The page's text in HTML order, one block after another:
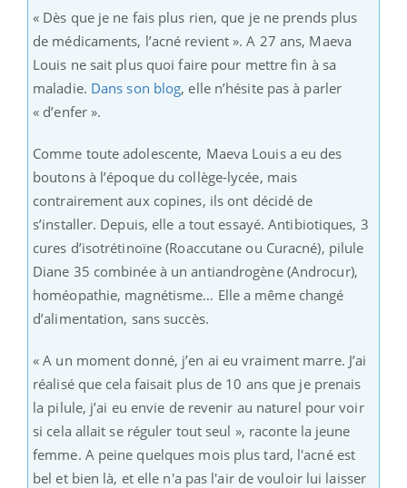
« Dès que je ne fais plus rien, que je ne prends plus
de médicaments, l’acné revient ». A 27 ans, Maeva
Louis ne sait plus quoi faire pour mettre fin à sa
maladie. Dans son blog, elle n’hésite pas à parler
« d’enfer ».
Comme toute adolescente, Maeva Louis a eu des
boutons à l’époque du collège-lycée, mais
contrairement aux copines, ils ont décidé de
s’installer. Depuis, elle a tout essayé. Antibiotiques, 3
cures d’isotrétinoïne (Roaccutane ou Curacné), pilule
Diane 35 combinée à un antiandrogène (Androcur),
homéopathie, magnétisme… Elle a même changé
d’alimentation, sans succès.
« A un moment donné, j’en ai eu vraiment marre. J’ai
réalisé que cela faisait plus de 10 ans que je prenais
la pilule, j’ai eu envie de revenir au naturel pour voir
si cela allait se réguler tout seul », raconte la jeune
femme. A peine quelques mois plus tard, l'acné est
bel et bien là, et elle n'a pas l'air de vouloir lui laisser